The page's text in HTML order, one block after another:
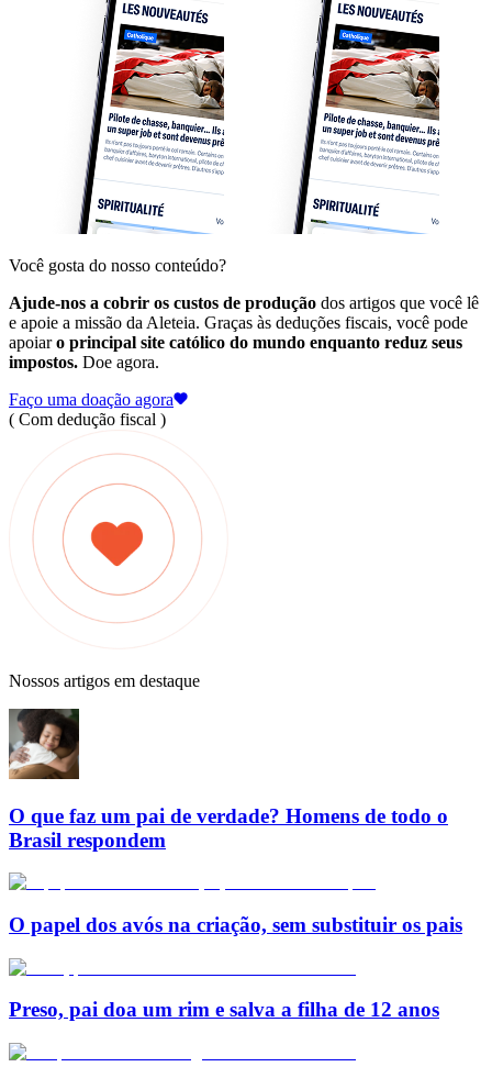
Você gosta do nosso conteúdo?
Ajude-nos a cobrir os custos de produção dos artigos que você lê
e apoie a missão da Aleteia. Graças às deduções fiscais, você pode
apoiaro principal site católico do mundo enquanto reduz seus
impostos. Doe agora.
Faço uma doação agora
( Com dedução fiscal )
Nossos artigos em destaque
O que faz um pai de verdade? Homens de todo o
Brasil respondem
O papel dos avós na criação, sem substituir os pais
Preso, pai doa um rim e salva a filha de 12 anos